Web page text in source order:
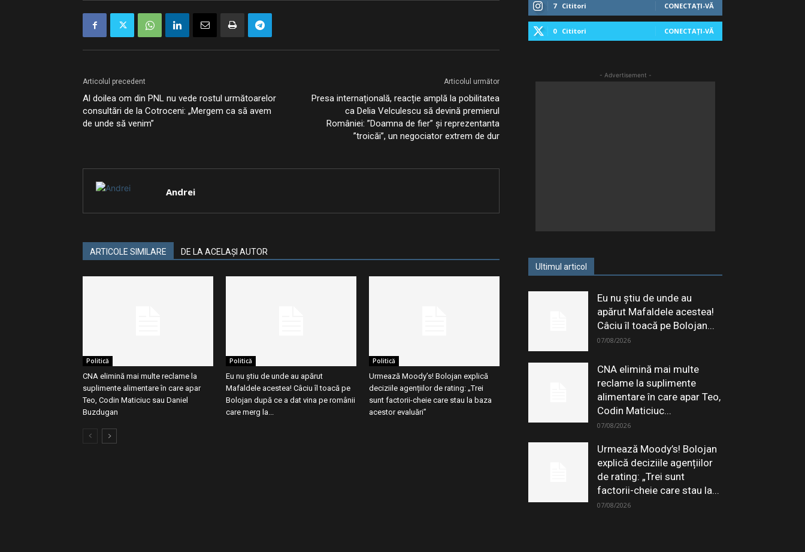
Articolul precedent
Al doilea om din PNL nu vede rostul următoarelor
consultări de la Cotroceni: „Mergem ca să avem
de unde să venim”
Articolul următor
Presa internațională, reacție amplă la pobilitatea
ca Delia Velculescu să devină premierul
României: ”Doamna de fier” și reprezentanta
”troicăi”, un negociator extrem de dur
Andrei
ARTICOLE SIMILARE DE LA ACELAȘI AUTOR
Politică
CNA elimină mai multe reclame la
suplimente alimentare în care apar
Teo, Codin Maticiuc sau Daniel
Buzdugan
Politică
Eu nu știu de unde au apărut
Mafaldele acestea! Câciu îl toacă pe
Bolojan după ce a dat vina pe românii
care merg la...
Politică
Urmează Moody’s! Bolojan explică
deciziile agențiilor de rating: „Trei
sunt factorii-cheie care stau la baza
acestor evaluări”
7 Cititori CONECTAȚI-VĂ
0 Cititori CONECTAȚI-VĂ
- Advertisement -
Ultimul articol
Eu nu știu de unde au
apărut Mafaldele acestea!
Câciu îl toacă pe Bolojan...
07/08/2026
CNA elimină mai multe
reclame la suplimente
alimentare în care apar Teo,
Codin Maticiuc...
07/08/2026
Urmează Moody’s! Bolojan
explică deciziile agențiilor
de rating: „Trei sunt
factorii-cheie care stau la...
07/08/2026